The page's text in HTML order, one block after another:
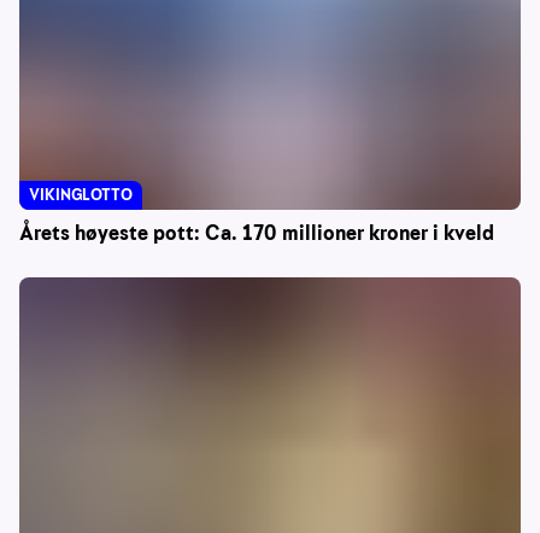
Årets høyeste pott: Ca. 170 millioner kroner i kveld
VIKINGLOTTO